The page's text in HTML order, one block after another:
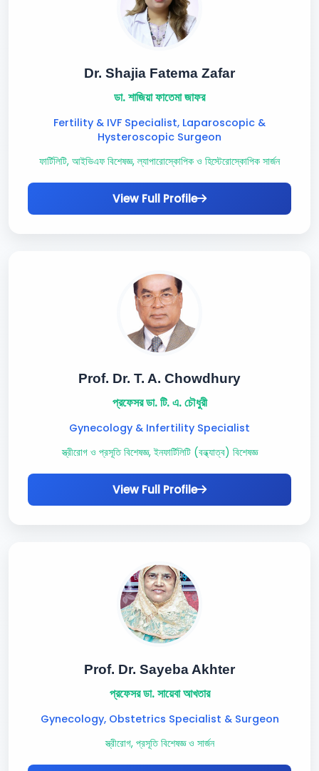
Dr. Shajia Fatema Zafar
ডা. শাজিয়া ফাতেমা জাফর
Fertility & IVF Specialist, Laparoscopic &
Hysteroscopic Surgeon
ফার্টিলিটি, আইভিএফ বিশেষজ্ঞ, ল্যাপারোস্কোপিক ও হিস্টেরোস্কোপিক সার্জন
View Full Profile
Prof. Dr. T. A. Chowdhury
প্রফেসর ডা. টি. এ. চৌধুরী
Gynecology & Infertility Specialist
স্ত্রীরোগ ও প্রসূতি বিশেষজ্ঞ, ইনফার্টিলিটি (বন্ধ্যাত্ব) বিশেষজ্ঞ
View Full Profile
Prof. Dr. Sayeba Akhter
প্রফেসর ডা. সায়েবা আখতার
Gynecology, Obstetrics Specialist & Surgeon
স্ত্রীরোগ, প্রসূতি বিশেষজ্ঞ ও সার্জন